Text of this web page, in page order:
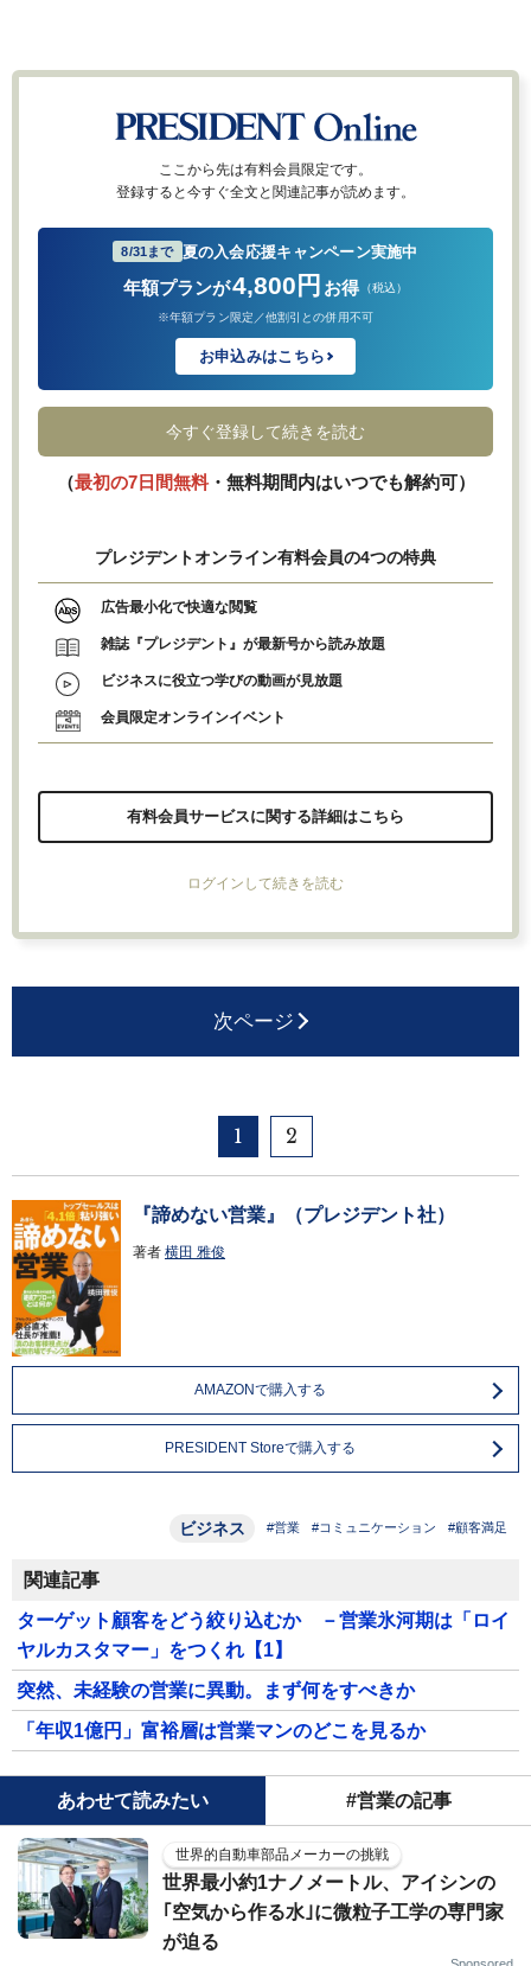
ここから先は有料会員限定です。
登録すると今すぐ全文と関連記事が読めます。
8/31まで 夏の入会応援キャンペーン実施中
年額プランが4,800円 お得 （税込）
※年額プラン限定／他割引との併用不可
お申込みはこちら
今すぐ登録して続きを読む
（最初の7日間無料・無料期間内はいつでも解約可）
プレジデントオンライン有料会員の4つの特典
広告最小化で快適な閲覧
雑誌『プレジデント』が最新号から読み放題
ビジネスに役立つ学びの動画が見放題
会員限定オンラインイベント
有料会員サービスに関する詳細はこちら
ログインして続きを読む
次ページ
1 2
『諦めない営業』（プレジデント社）
著者 横田 雅俊
AMAZONで購入する
PRESIDENT Storeで購入する
ビジネス #営業 #コミュニケーション #顧客満足
関連記事
ターゲット顧客をどう絞り込むか －営業氷河期は「ロイ
ヤルカスタマー」をつくれ【1】
突然、未経験の営業に異動。まず何をすべきか
「年収1億円」富裕層は営業マンのどこを見るか
あわせて読みたい #営業の記事
世界的自動車部品メーカーの挑戦
世界最小約1ナノメートル、アイシンの
｢空気から作る水｣に微粒子工学の専門家
が迫る